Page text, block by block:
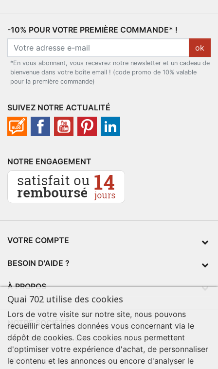
-10% POUR VOTRE PREMIÈRE COMMANDE* !
ok
*En vous abonnant, vous recevrez notre newsletter et un cadeau de
bienvenue dans votre boîte email ! (code promo de 10% valable
pour la première commande)
SUIVEZ NOTRE ACTUALITÉ
NOTRE ENGAGEMENT
VOTRE COMPTE
BESOIN D'AIDE ?
À PROPOS
NOTRE SOCIÉTÉ
contact@quai702.com
02 98 55 93 94
702 Tourne-Ici
Quai 702 utilise des cookies
Lors de votre visite sur notre site, nous pouvons
recueillir certaines données vous concernant via le
dépôt de cookies. Ces cookies nous permettent
d'optimiser votre expérience d'achat, de personnaliser
le contenu et les annonces ou encore d'analyser le